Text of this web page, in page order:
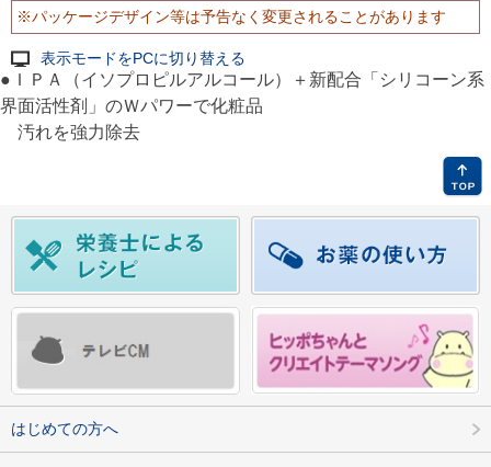
※パッケージデザイン等は予告なく変更されることがあります
表示モードをPCに切り替える
●ＩＰＡ（イソプロピルアルコール）＋新配合「シリコーン系
界面活性剤」のＷパワーで化粧品
汚れを強力除去
はじめての方へ